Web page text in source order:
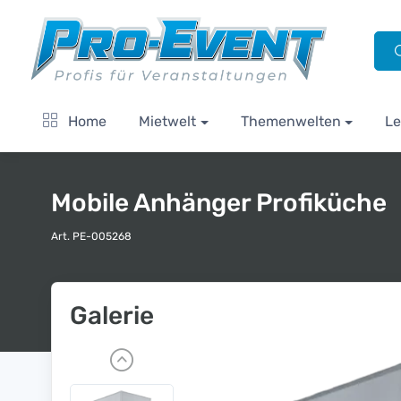
Home Mietwelt Themenwelten
Mobile Anhänger Profiküche
Art. PE-005268
Galerie
P
r